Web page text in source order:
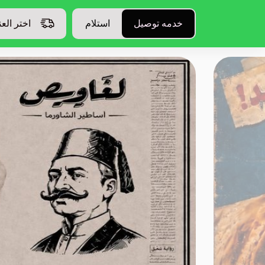
خدمه توصيل استلام اختر